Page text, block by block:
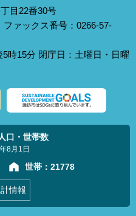
目22番30号
ァックス番号：0266-57-
時15分 閉庁日：土曜日・日曜
口・世帯数
8月1日
世帯： 21778
情報